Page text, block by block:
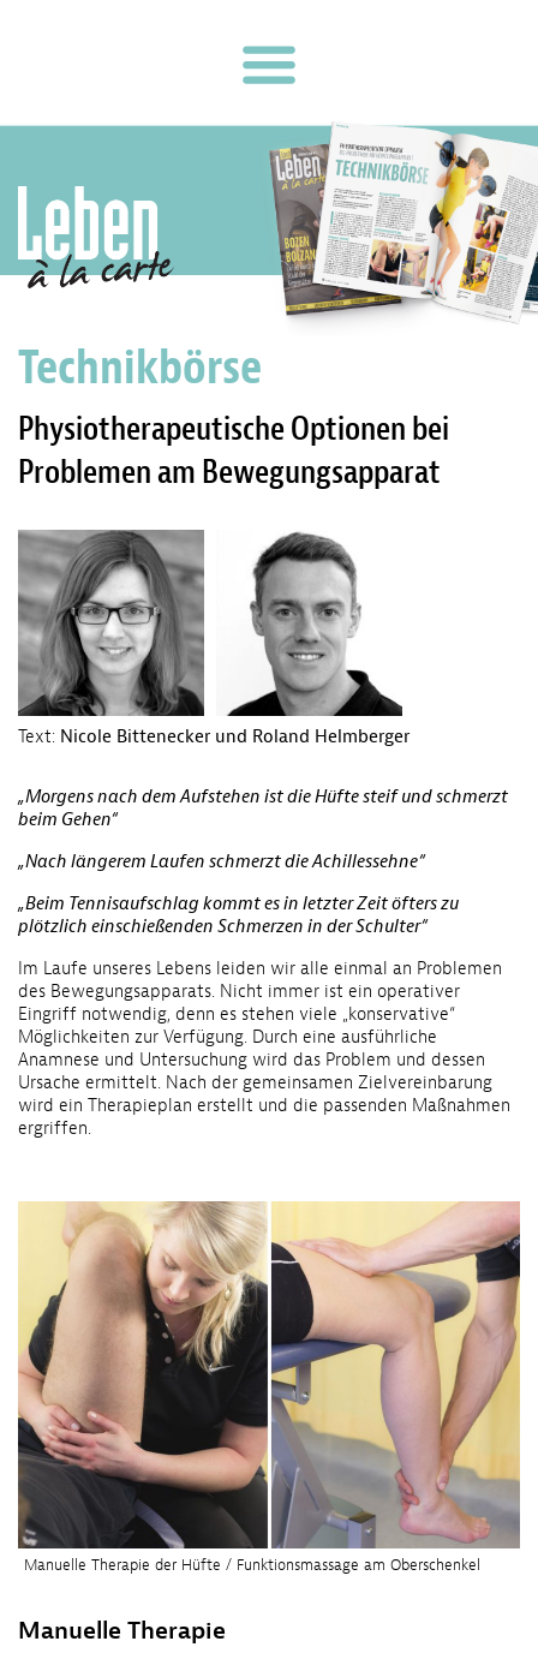
Technikbörse
Physiotherapeutische Optionen bei
Problemen am Bewegungsapparat
Text: Nicole Bittenecker und Roland Helmberger
„Morgens nach dem Aufstehen ist die Hüfte steif und schmerzt
beim Gehen“
„Nach längerem Laufen schmerzt die Achillessehne“
„Beim Tennisaufschlag kommt es in letzter Zeit öfters zu
plötzlich einschießenden Schmerzen in der Schulter“
Im Laufe unseres Lebens leiden wir alle einmal an Problemen
des Bewegungsapparats. Nicht immer ist ein operativer
Eingriff notwendig, denn es stehen viele „konservative“
Möglichkeiten zur Verfügung. Durch eine ausführliche
Anamnese und Untersuchung wird das Problem und dessen
Ursache ermittelt. Nach der gemeinsamen Zielvereinbarung
wird ein Therapieplan erstellt und die passenden Maßnahmen
ergriffen.
Manuelle Therapie der Hüfte / Funktionsmassage am Oberschenkel
Manuelle Therapie